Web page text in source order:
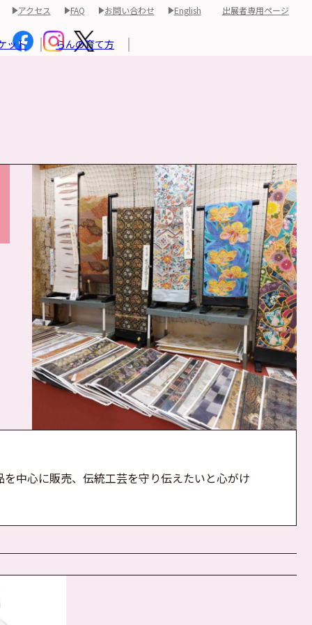
アクセス FAQ お問い合わせ English 出展者専用ページ
ット らんの育て方
中心に販売、伝統工芸を守り伝えたいと心がけ